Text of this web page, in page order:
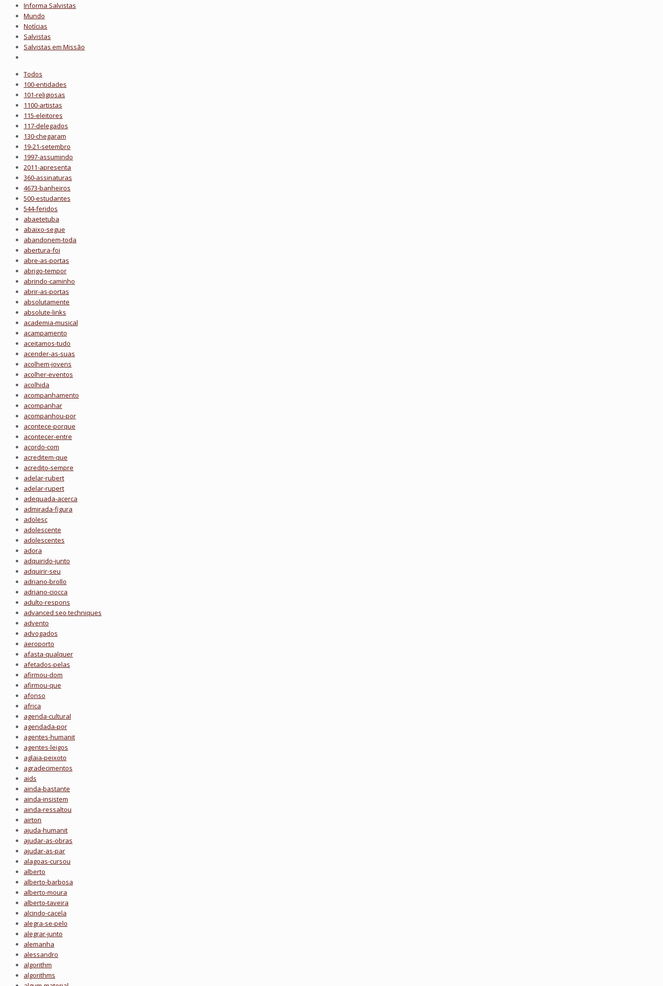
Informa Salvistas
Mundo
Notícias
Salvistas
Salvistas em Missão
Todos
100-entidades
101-religiosas
1100-artistas
115-eleitores
117-delegados
130-chegaram
19-21-setembro
1997-assumindo
2011-apresenta
360-assinaturas
4673-banheiros
500-estudantes
544-feridos
abaetetuba
abaixo-segue
abandonem-toda
abertura-foi
abre-as-portas
abrigo-tempor
abrindo-caminho
abrir-as-portas
absolutamente
absolute-links
academia-musical
acampamento
aceitamos-tudo
acender-as-suas
acolhem-jovens
acolher-eventos
acolhida
acompanhamento
acompanhar
acompanhou-por
acontece-porque
acontecer-entre
acordo-com
acreditem-que
acredito-sempre
adelar-rubert
adelar-rupert
adequada-acerca
admirada-figura
adolesc
adolescente
adolescentes
adora
adquirido-junto
adquirir-seu
adriano-brollo
adriano-ciocca
adulto-respons
advanced seo techniques
advento
advogados
aeroporto
afasta-qualquer
afetados-pelas
afirmou-dom
afirmou-que
afonso
africa
agenda-cultural
agendada-por
agentes-humanit
agentes-leigos
aglaia-peixoto
agradecimentos
aids
ainda-bastante
ainda-insistem
ainda-ressaltou
airton
ajuda-humanit
ajudar-as-obras
ajudar-as-par
alagoas-cursou
alberto
alberto-barbosa
alberto-moura
alberto-taveira
alcindo-cacela
alegra-se-pelo
alegrar-junto
alemanha
alessandro
algorithm
algorithms